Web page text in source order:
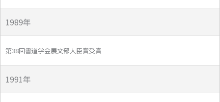
1989年
第38回書道学会展文部大臣賞受賞
1991年